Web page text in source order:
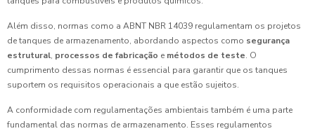
Além disso, normas como a ABNT NBR 14039 regulamentam os projetos
de tanques de armazenamento, abordando aspectos como segurança
estrutural, processos de fabricação e métodos de teste. O
cumprimento dessas normas é essencial para garantir que os tanques
suportem os requisitos operacionais a que estão sujeitos.
A conformidade com regulamentações ambientais também é uma parte
fundamental das normas de armazenamento. Esses regulamentos